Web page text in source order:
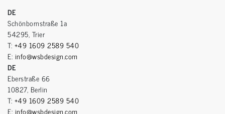
DE
Schönbornstraße 1a
54295, Trier
T: +49 1609 2589 540
E: info@wsbdesign.com
DE
Eberstraße 66
10827, Berlin
T: +49 1609 2589 540
E: info@wsbdesign.com